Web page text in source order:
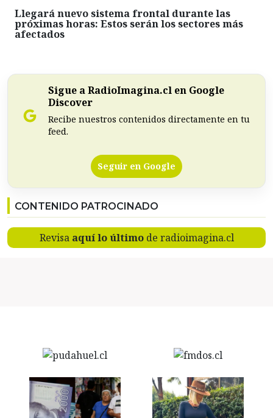
Llegará nuevo sistema frontal durante las
próximas horas: Estos serán los sectores más
afectados
Sigue a RadioImagina.cl en Google
Discover
Recibe nuestros contenidos directamente en tu
feed.
Seguir en Google
CONTENIDO PATROCINADO
Revisa aquí lo últimode radioimagina.cl